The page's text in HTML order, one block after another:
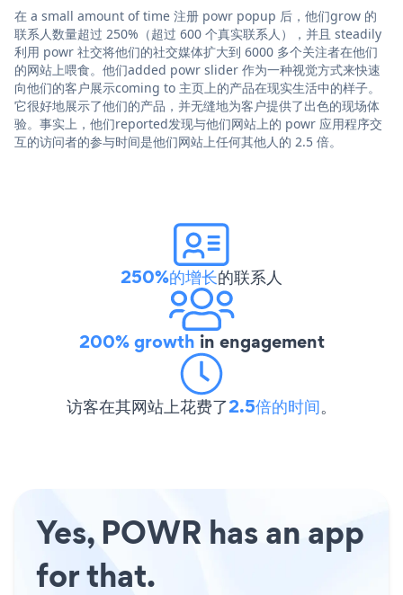
在 a small amount of time 注册 powr popup 后，他们grow 的
联系人数量超过 250%（超过 600 个真实联系人），并且 steadily
利用 powr 社交将他们的社交媒体扩大到 6000 多个关注者在他们
的网站上喂食。他们added powr slider 作为一种视觉方式来快速
向他们的客户展示coming to 主页上的产品在现实生活中的样子。
它很好地展示了他们的产品，并无缝地为客户提供了出色的现场体
验。事实上，他们reported发现与他们网站上的 powr 应用程序交
互的访问者的参与时间是他们网站上任何其他人的 2.5 倍。
250%的增长的联系人
200% growth in engagement
访客在其网站上花费了2.5倍的时间。
Yes, POWR has an app
for that.